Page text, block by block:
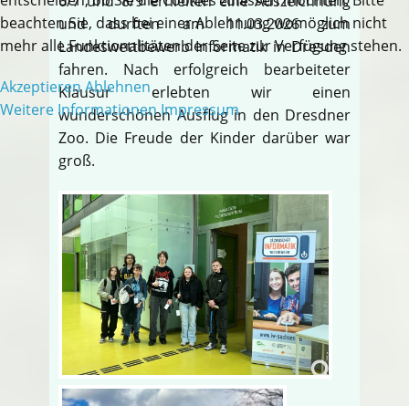
und durften am 11.03.2026 zum
Landeswettbewerb Informatik in Dresden
fahren. Nach erfolgreich bearbeiteter
Klausur erlebten wir einen
wunderschönen Ausflug in den Dresdner
Zoo. Die Freude der Kinder darüber war
groß.
beachten Sie, dass bei einer Ablehnung womöglich nicht
mehr alle Funktionalitäten der Seite zur Verfügung stehen.
AkzeptierenAblehnen
Weitere Informationen Impressum